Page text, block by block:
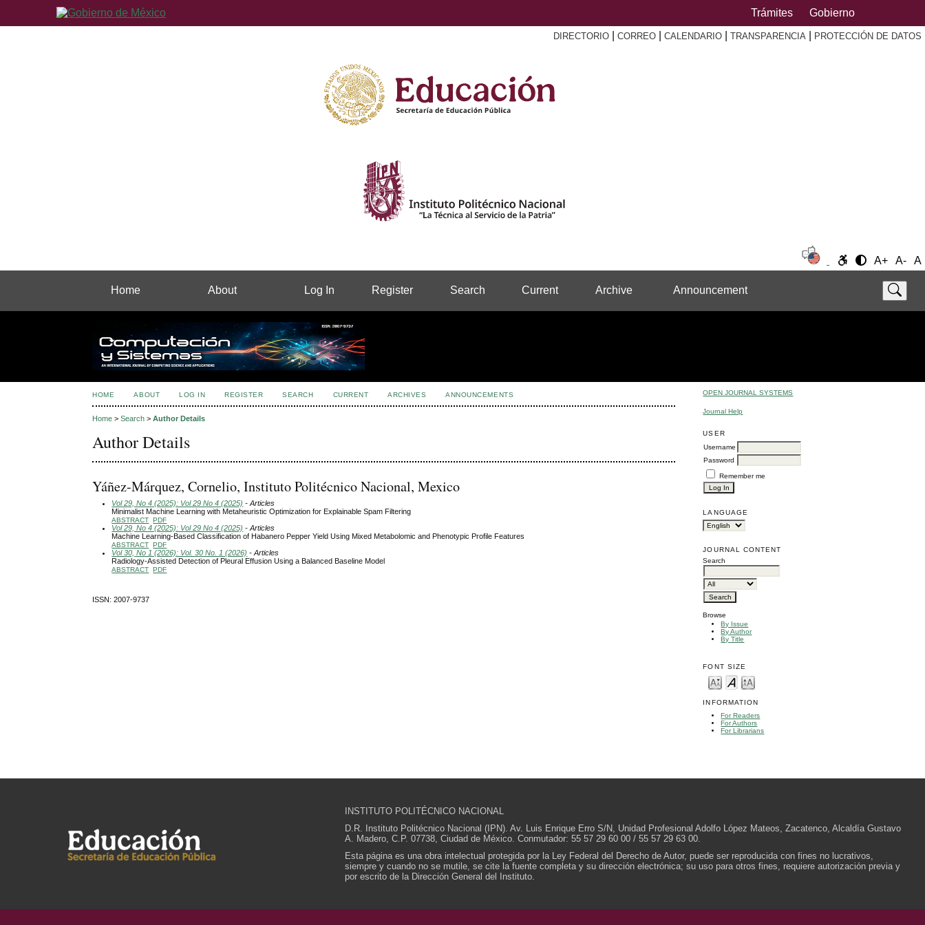
Trámites Gobierno
DIRECTORIO CORREO CALENDARIO TRANSPARENCIA PROTECCIÓN DE DATOS
A+ A- A
Home About Log In Register Search Current Archive Announcement
OPEN JOURNAL SYSTEMS
Journal Help
USER
Username
Password
Remember me
LANGUAGE
JOURNAL CONTENT
Search
Browse
By Issue
By Author
By Title
FONT SIZE
INFORMATION
For Readers
For Authors
For Librarians
HOME ABOUT LOG IN REGISTER SEARCH CURRENT ARCHIVES ANNOUNCEMENTS
Home >Search >Author Details
Author Details
Yáñez-Márquez, Cornelio, Instituto Politécnico Nacional, Mexico
Vol 29, No 4 (2025): Vol 29 No 4 (2025) - Articles
Minimalist Machine Learning with Metaheuristic Optimization for Explainable Spam Filtering
ABSTRACT PDF
Vol 29, No 4 (2025): Vol 29 No 4 (2025) - Articles
Machine Learning-Based Classification of Habanero Pepper Yield Using Mixed Metabolomic and Phenotypic Profile Features
ABSTRACT PDF
Vol 30, No 1 (2026): Vol. 30 No. 1 (2026) - Articles
Radiology-Assisted Detection of Pleural Effusion Using a Balanced Baseline Model
ABSTRACT PDF
ISSN: 2007-9737
INSTITUTO POLITÉCNICO NACIONAL
D.R. Instituto Politécnico Nacional (IPN). Av. Luis Enrique Erro S/N, Unidad Profesional Adolfo López Mateos, Zacatenco, Alcaldía Gustavo
A. Madero, C.P. 07738, Ciudad de México. Conmutador: 55 57 29 60 00 / 55 57 29 63 00.
Esta página es una obra intelectual protegida por la Ley Federal del Derecho de Autor, puede ser reproducida con fines no lucrativos,
siempre y cuando no se mutile, se cite la fuente completa y su dirección electrónica; su uso para otros fines, requiere autorización previa y
por escrito de la Dirección General del Instituto.